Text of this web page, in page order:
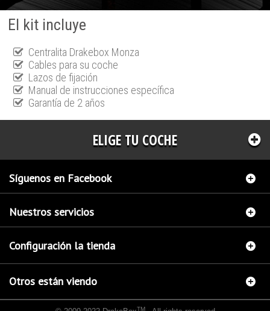
El kit incluye
Centralita Drakebox Monza
Cables para su coche
Lazos de fijación
Manual de instrucciones específica
Garantía de 2 años
ELIGE TU COCHE
Síguenos en Facebook
Nuestros servicios
Configuración la tienda
Otros están viendo
TM